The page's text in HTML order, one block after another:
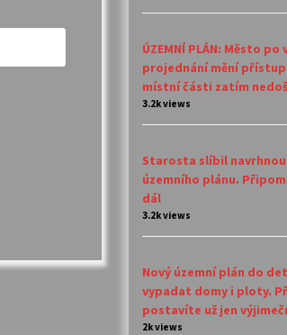
ÚZEMNÍ PLÁN: Město po
projednání mění
místní části zatím
3.2k views
Starosta slíbil
územního plánu.
dál
3.2k views
Nový územní plán do
vypadat domy i ploty.
postavíte už jen
2k views